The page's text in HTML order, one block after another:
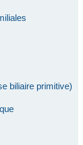
biliaire primitive)